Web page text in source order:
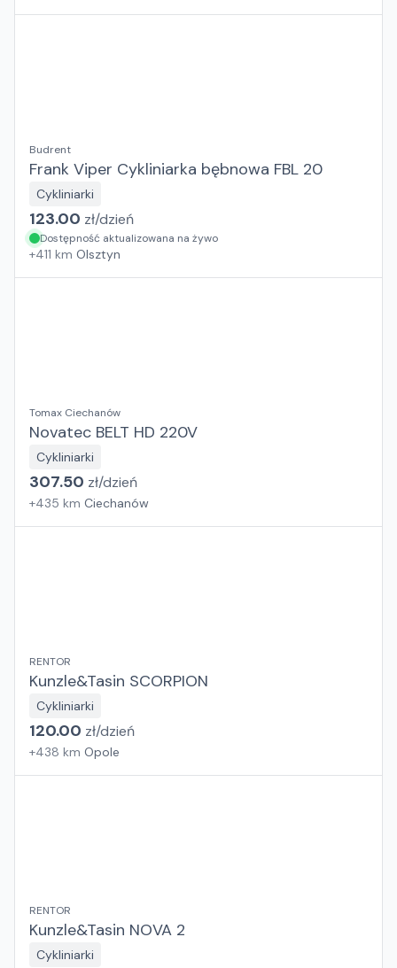
Budrent
Frank Viper Cykliniarka bębnowa FBL 20
Cykliniarki
123.00 zł/dzień
Dostępność aktualizowana na żywo
+411 km Olsztyn
Tomax Ciechanów
Novatec BELT HD 220V
Cykliniarki
307.50 zł/dzień
+435 km Ciechanów
RENTOR
Kunzle&Tasin SCORPION
Cykliniarki
120.00 zł/dzień
+438 km Opole
RENTOR
Kunzle&Tasin NOVA 2
Cykliniarki